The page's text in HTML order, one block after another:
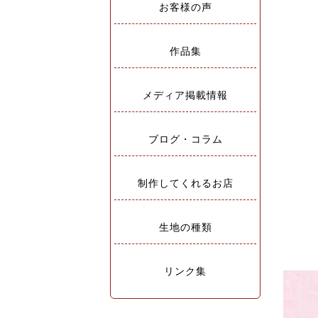
お客様の声
作品集
メディア掲載情報
ブログ・コラム
制作してくれるお店
生地の種類
リンク集